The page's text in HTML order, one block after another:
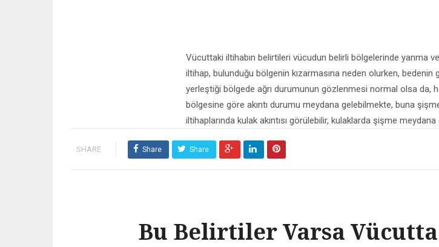
Vücuttaki iltihabın belirtileri vücudun belirli bölgelerinde yanma
iltihap, bulunduğu bölgenin kızarmasına neden olurken, bedenin
yerleştiği bölgede ağrı durumunun gözlenmesi normal olsa da,
bölgesine göre akıntı durumu meydana gelebilmekte, buna
iltihaplarında kulak akıntısı görülebilir, kulaklarda şişme meydana
SHARE Share Share
Bu Belirtiler Varsa